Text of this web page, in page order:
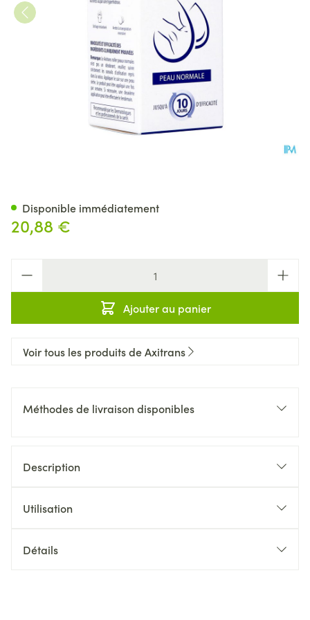
20,88 €
Ajouter au panier
Disponible immédiatement
Voir tous les produits de Axitrans
Méthodes de livraison disponibles
Description
Utilisation
Détails